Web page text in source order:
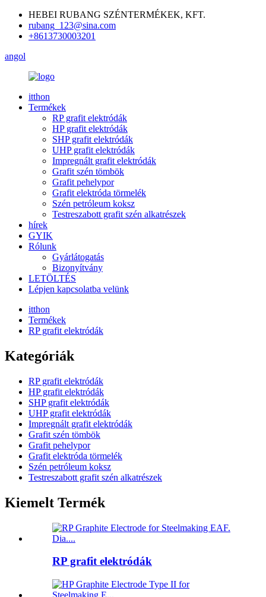
HEBEI RUBANG SZÉNTERMÉKEK, KFT.
rubang_123@sina.com
+8613730003201
angol
itthon
Termékek
RP grafit elektródák
HP grafit elektródák
SHP grafit elektródák
UHP grafit elektródák
Impregnált grafit elektródák
Grafit szén tömbök
Grafit pehelypor
Grafit elektróda törmelék
Szén petróleum koksz
Testreszabott grafit szén alkatrészek
hírek
GYIK
Rólunk
Gyárlátogatás
Bizonyítvány
LETÖLTÉS
Lépjen kapcsolatba velünk
itthon
Termékek
RP grafit elektródák
Kategóriák
RP grafit elektródák
HP grafit elektródák
SHP grafit elektródák
UHP grafit elektródák
Impregnált grafit elektródák
Grafit szén tömbök
Grafit pehelypor
Grafit elektróda törmelék
Szén petróleum koksz
Testreszabott grafit szén alkatrészek
Kiemelt Termék
RP grafit elektródák